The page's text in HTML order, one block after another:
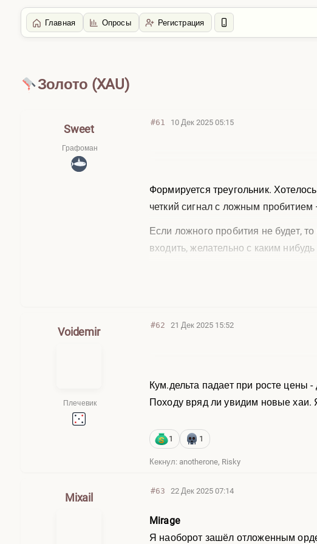
Главная Опросы Регистрация
Главная / Макро
Золото (XAU)
Sweet
Графоман
#61 10 Дек 2025 05:15
Формируется треугольник.
четкий сигнал с ложным
Если ложного пробития не будет,
входить, желательно с каким
Voidemir
Плечевик
#62 21 Дек 2025 15:52
Кум.дельта падает при росте цены -
Походу вряд ли увидим новые
1 1
Кекнул: anotherone, Risky
Mixail
#63 22 Дек 2025 07:14
Mirage
Я наоборот зашёл отложенным